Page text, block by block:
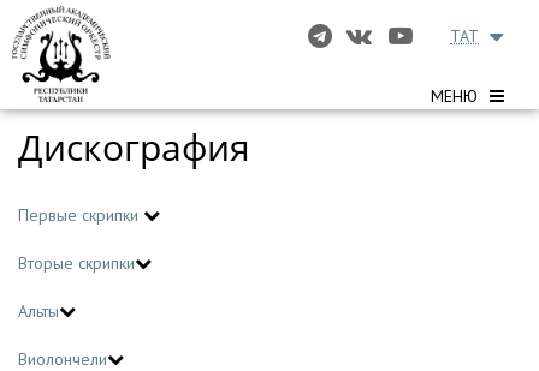
МЕНЮ
TAT
Дискография
Первые скрипки
Вторые скрипки
Альты
Виолончели